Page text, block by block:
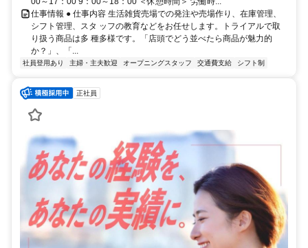
仕事情報 ● 仕事内容 生活雑貨売場での発注や売場作り、在庫管理、
シフト管理、スタ ッフの教育などをお任せします。トライアルで取
り扱う商品は多 種多様です。「店頭でどう並べたら商品が魅力的
か？」、「...
社員登用あり 主婦・主夫歓迎 オープニングスタッフ 交通費支給 シフト制
正社員